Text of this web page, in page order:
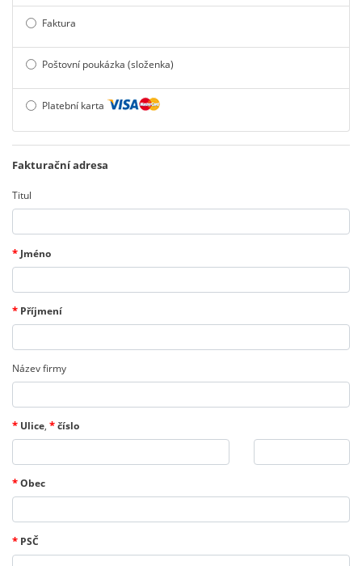
Faktura
Poštovní poukázka (složenka)
Platební karta
Fakturační adresa
Titul
* Jméno
* Příjmení
Název firmy
* Ulice, *číslo
*Obec
* PSČ